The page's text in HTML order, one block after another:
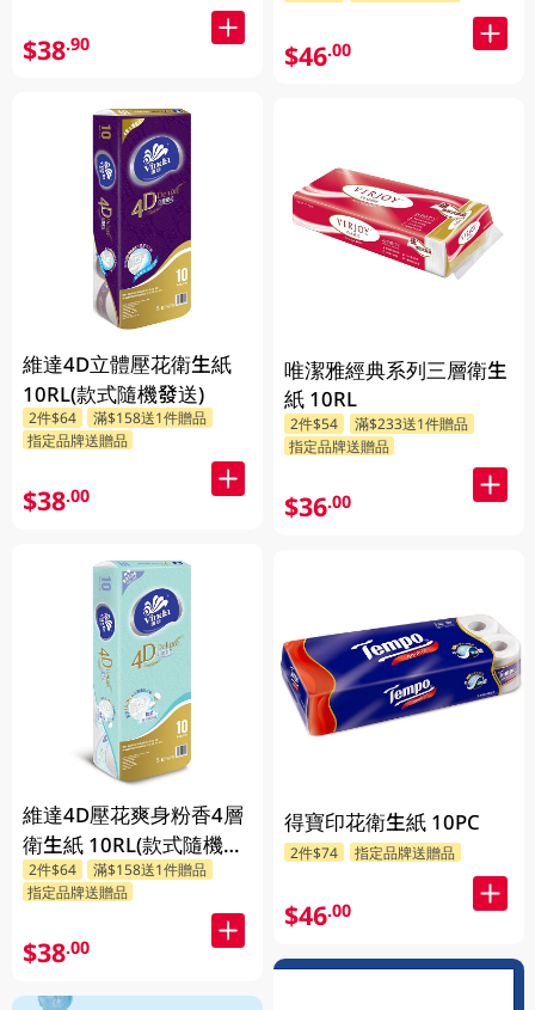
$38.90
維達4D立體壓花衛生紙
10RL(款式隨機發送)
2件$64
滿$158送1件贈品
指定品牌送贈品
$38.00
維達4D壓花爽身粉香4層
衛生紙 10RL(款式隨機發
送)
2件$64
滿$158送1件贈品
指定品牌送贈品
$38.00
$46.00
唯潔雅經典系列三層衛生
紙 10RL
2件$54
滿$233送1件贈品
指定品牌送贈品
$36.00
得寶印花衛生紙 10PC
2件$74 指定品牌送贈品
$46.00